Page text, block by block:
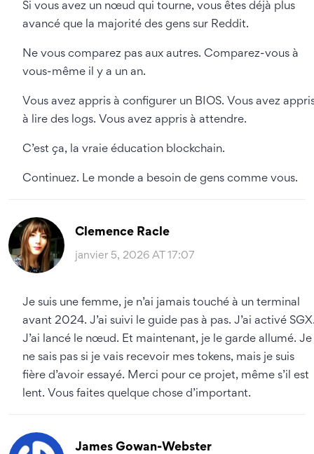
Si vous avez un nœud qui tourne, vous êtes déjà plus
avancé que la majorité des gens sur Reddit.
Ne vous comparez pas aux autres. Comparez-vous à
vous-même il y a un an.
Vous avez appris à configurer un BIOS. Vous avez
à lire des logs. Vous avez appris à attendre.
C’est ça, la vraie éducation blockchain.
Continuez. Le monde a besoin de gens comme vous.
Clemence Racle
janvier 5, 2026 AT 17:07
Je suis une femme, je n’ai jamais touché à un terminal
avant 2024. J’ai suivi le guide pas à pas. J’ai activé
J’ai lancé le nœud. Et maintenant, je le garde allumé. Je
ne sais pas si je vais recevoir mes tokens, mais je suis
fière d’avoir essayé. Merci pour ce projet, même s’il est
lent. Vous faites quelque chose d’important.
James Gowan-Webster